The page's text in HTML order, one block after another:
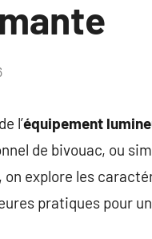
l’équipement
de bivouac, ou
explore les
pratiques pour